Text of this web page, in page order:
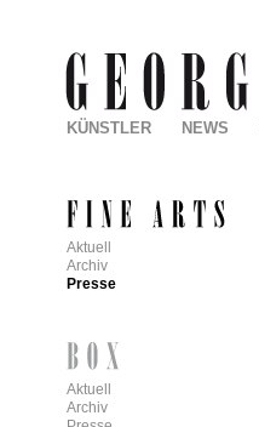
KÜNSTLER NEWS
Aktuell
Archiv
Presse
Aktuell
Archiv